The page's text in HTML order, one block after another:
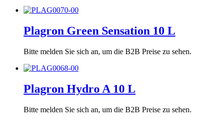
Plagron Green Sensation 10 L
Bitte melden Sie sich an, um die B2B Preise zu sehen.
Plagron Hydro A 10 L
Bitte melden Sie sich an, um die B2B Preise zu sehen.